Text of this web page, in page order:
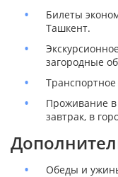
Билеты
Ташкент.
загородные
Проживание в
завтрак, в
Обеды и